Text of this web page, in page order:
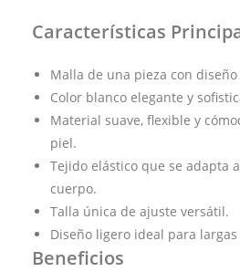
Características
Malla de una pieza con
Color blanco elegante y
Material suave, flexible y
piel.
Tejido elástico que se adapta
cuerpo.
Talla única de ajuste versátil.
Diseño ligero ideal para
Beneficios